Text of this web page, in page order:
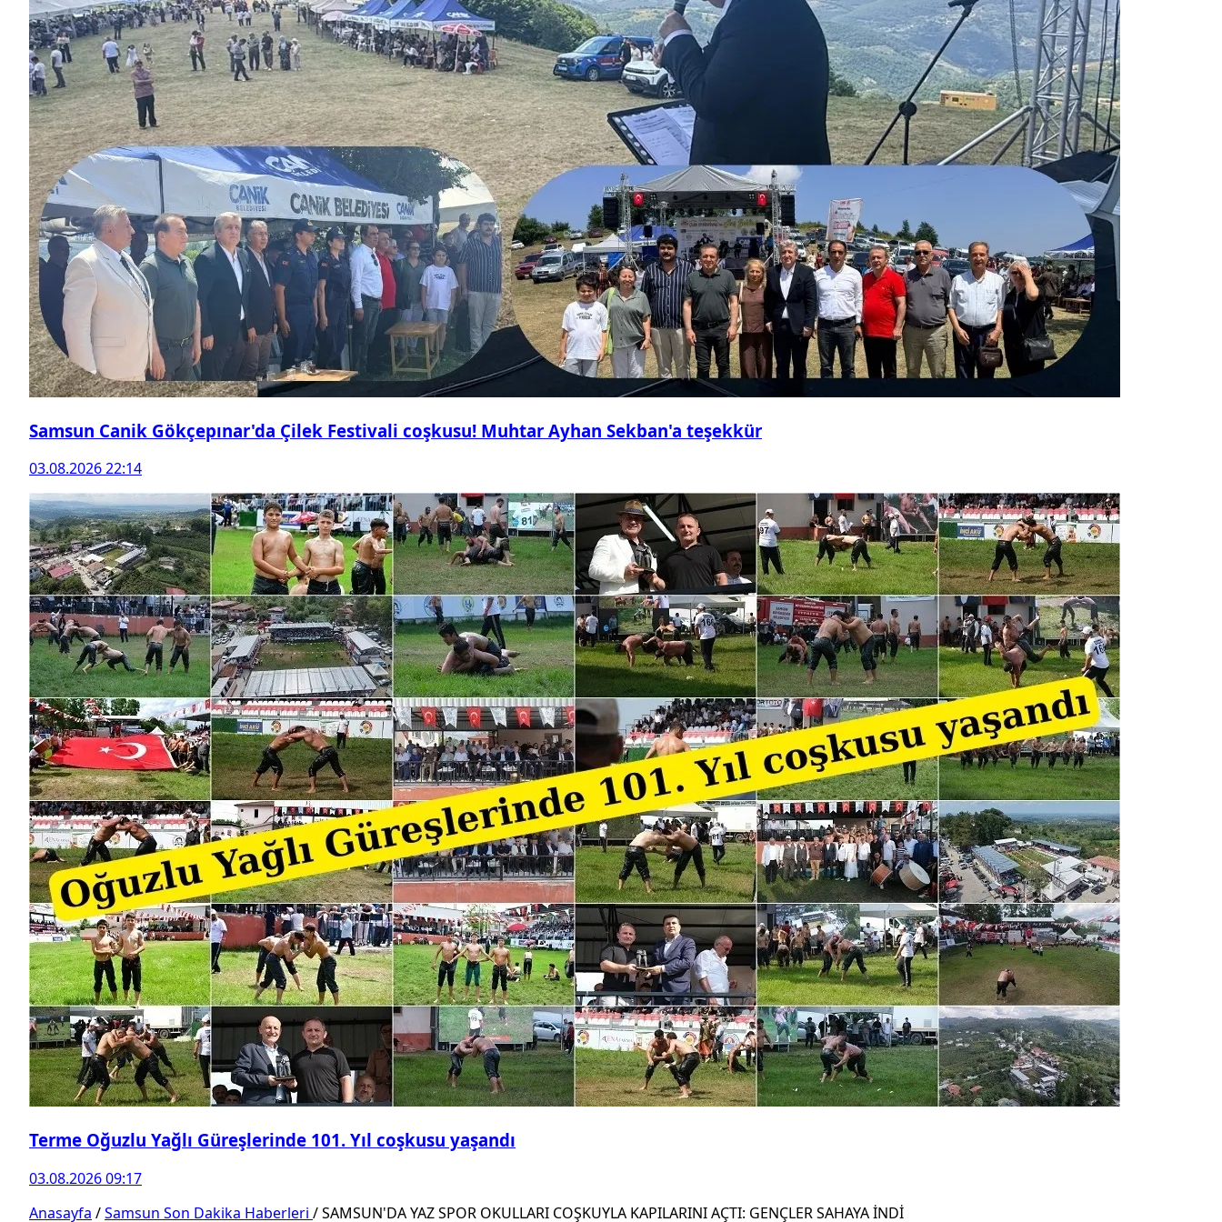
Samsun Canik Gökçepınar'da Çilek Festivali coşkusu! Muhtar Ayhan Sekban'a teşekkür
03.08.2026 22:14
Terme Oğuzlu Yağlı Güreşlerinde 101. Yıl coşkusu yaşandı
03.08.2026 09:17
Anasayfa /Samsun Son Dakika Haberleri /SAMSUN'DA YAZ SPOR OKULLARI COŞKUYLA KAPILARINI AÇTI: GENÇLER SAHAYA İNDİ